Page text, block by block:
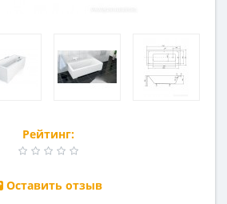
Рейтинг:
Оставить отзыв